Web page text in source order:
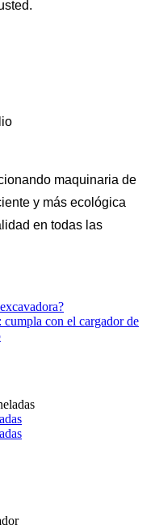
maquinaria de
y más ecológica
en todas las
con el cargador de